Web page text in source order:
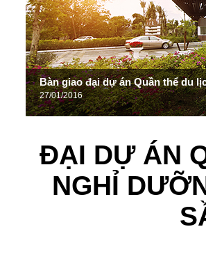
Bàn giao đại dự án Quần thể du
27/01/2016
ĐẠI DỰ ÁN
NGHỈ